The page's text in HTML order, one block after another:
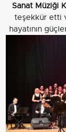
Sanat Müziği
teşekkür etti
hayatının